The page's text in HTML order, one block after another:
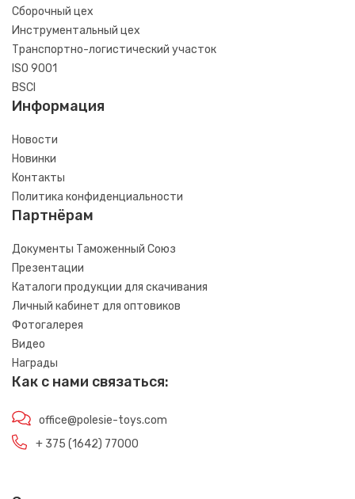
Сборочный цех
Инструментальный цех
Транспортно-логистический участок
ISO 9001
BSCI
Информация
Новости
Новинки
Контакты
Политика конфиденциальности
Партнёрам
Документы Таможенный Союз
Презентации
Каталоги продукции для скачивания
Личный кабинет для оптовиков
Фотогалерея
Видео
Награды
Как с нами связаться:
office@polesie-toys.com
+ 375 (1642) 77000